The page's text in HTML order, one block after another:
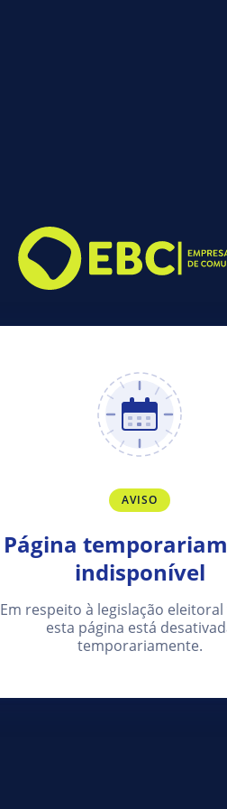
AVISO
Página
indisponível
Em respeito à legislação eleitoral
esta página está
temporariamente.